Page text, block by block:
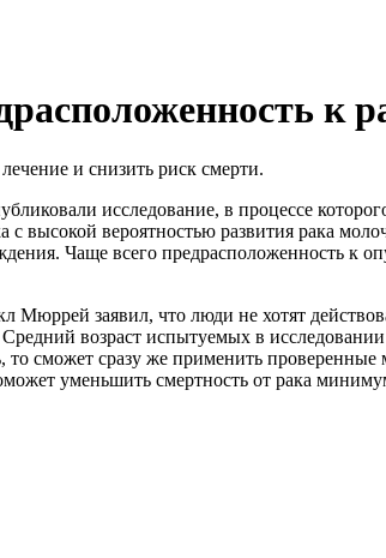
к
и снизить риск смерти.
исследование, в процессе
с высокой вероятностью развития рака
Чаще всего предрасположенность
заявил, что люди не хотят
возраст испытуемых в
сможет сразу же применить
уменьшить смертность от рака